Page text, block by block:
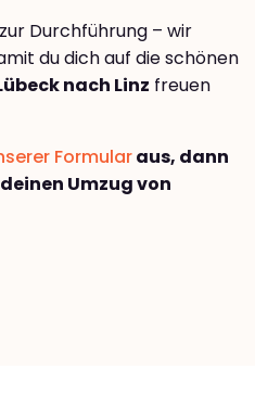
Durchführung – wir
du dich auf die schönen
nach Linz freuen
Formularaus, dann
Umzug von